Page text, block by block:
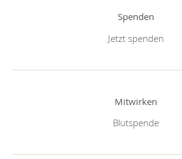
Spenden
Jetzt spenden
Mitwirken
Blutspende